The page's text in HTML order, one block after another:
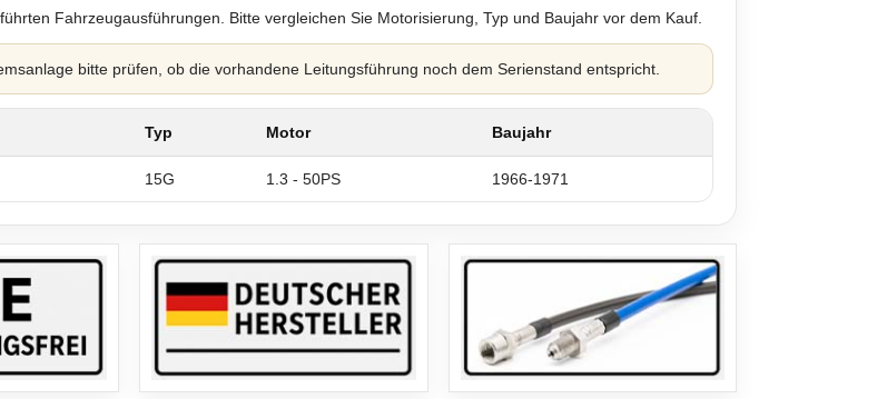
Fahrzeugausführungen. Bitte vergleichen Sie Motorisierung, Typ und Baujahr vor dem Kauf.
bitte prüfen, ob die vorhandene Leitungsführung noch dem Serienstand entspricht.
Typ Motor Baujahr
15G 1.3 - 50PS 1966-1971